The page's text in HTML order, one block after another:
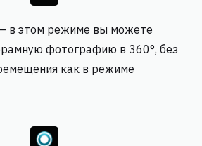
в этом режиме вы можете
фотографию в 360°, без
как в режиме